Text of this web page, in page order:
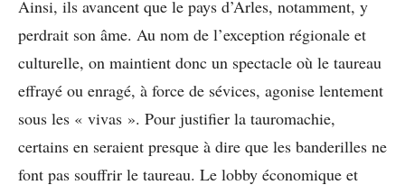
Ainsi, ils avancent que le pays d’Arles, notamment, y
perdrait son âme. Au nom de l’exception régionale et
culturelle, on maintient donc un spectacle où le taureau
effrayé ou enragé, à force de sévices, agonise lentement
sous les « vivas ». Pour justifier la tauromachie,
certains en seraient presque à dire que les banderilles ne
font pas souffrir le taureau. Le lobby économique et